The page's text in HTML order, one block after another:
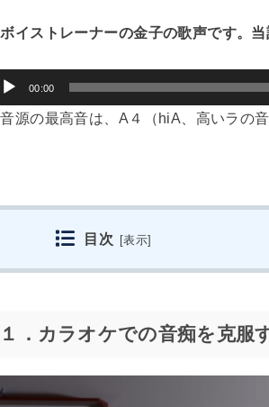
イストレーナーの金子の歌声です。
00:00
音源の最高音は、A４（hiA、高いラの音
目次 [表示]
１．カラオケでの音痴を克服